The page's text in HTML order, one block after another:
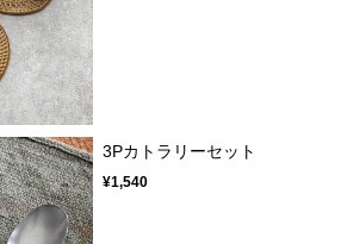
3Pカトラリーセット
¥1,540